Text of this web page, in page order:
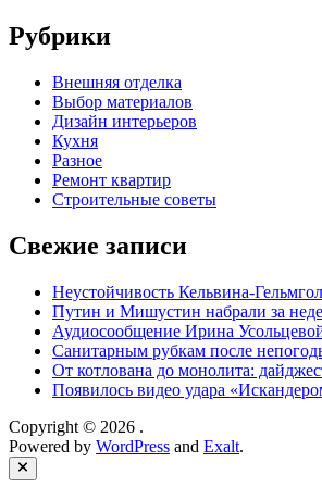
Рубрики
Внешняя отделка
Выбор материалов
Дизайн интерьеров
Кухня
Разное
Ремонт квартир
Строительные советы
Свежие записи
Неустойчивость Кельвина-
Путин и Мишустин набрали за
Аудиосообщение Ирина
Санитарным рубкам после
От котлована до монолита:
Появилось видео удара
Copyright © 2026 .
Powered by WordPress and Exalt.
Close